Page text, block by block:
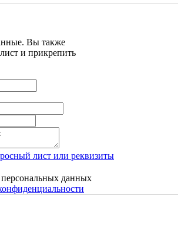
Вы также
и прикрепить
лист или реквизиты
персональных данных